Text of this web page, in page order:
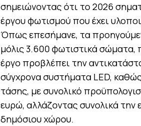
σημειώνοντας ότι το 2026
έργου φωτισμού που έχει
Όπως επεσήμανε, τα
μόλις 3.600 φωτιστικά σώματα,
έργο προβλέπει την
σύγχρονα συστήματα LED,
τάσης, με συνολικό
ευρώ, αλλάζοντας συνολικά την
δημόσιου χώρου.